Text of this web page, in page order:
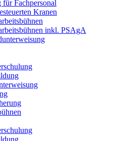
für Fachpersonal
Kranen
inkl. PSAgA